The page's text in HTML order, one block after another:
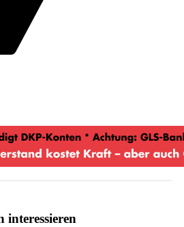
interessieren